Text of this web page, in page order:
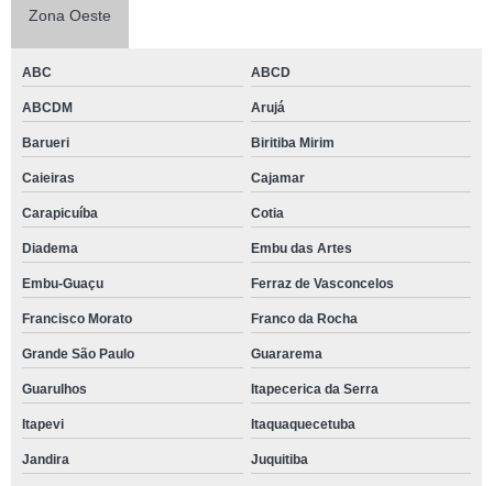
Zona Oeste
ABC ABCD
ABCDM Arujá
Barueri Biritiba Mirim
Caieiras Cajamar
Carapicuíba Cotia
Diadema Embu das Artes
Embu-Guaçu Ferraz de Vasconcelos
Francisco Morato Franco da Rocha
Grande São Paulo Guararema
Guarulhos Itapecerica da Serra
Itapevi Itaquaquecetuba
Jandira Juquitiba